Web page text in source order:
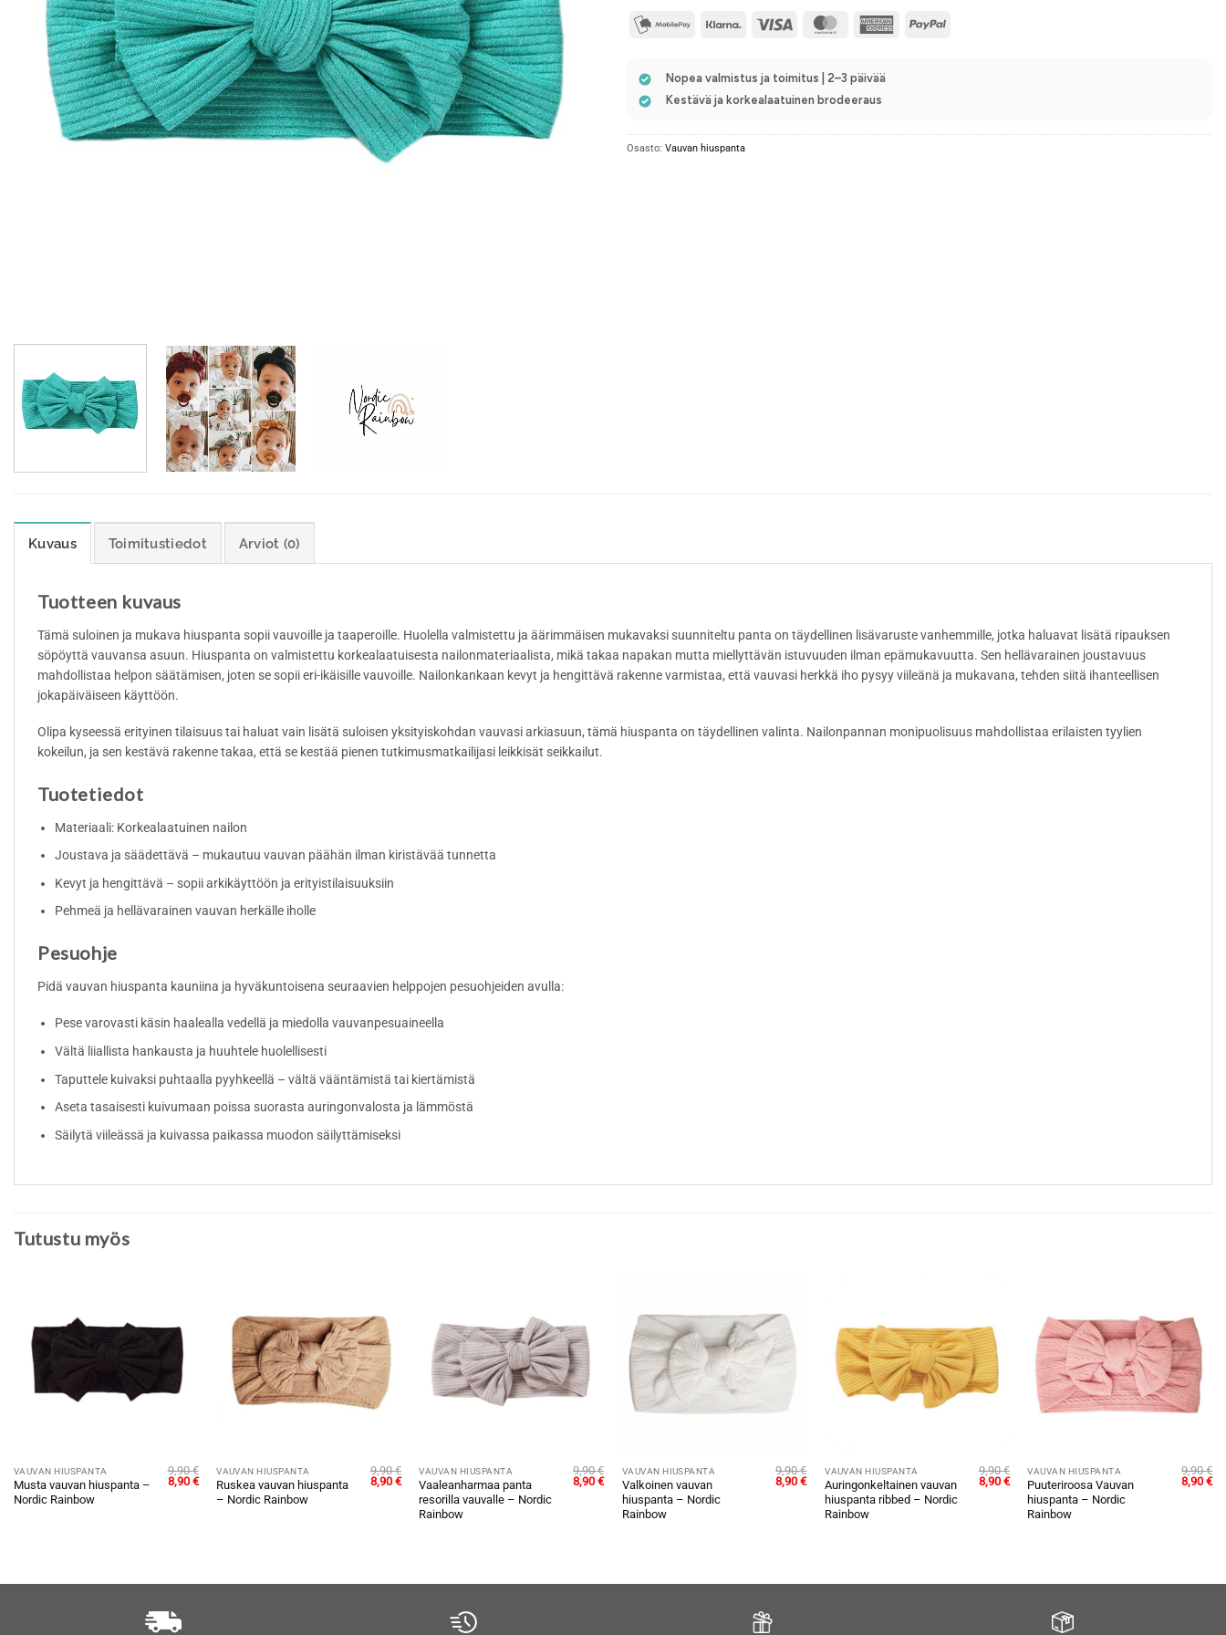
mobilepay2Klarna Visa MasterCardAmericanPayPal
Nopea valmistus ja toimitus | 2–3 päivää
Kestävä ja korkealaatuinen brodeeraus
Osasto: Vauvan hiuspanta
Kuvaus Toimitustiedot Arviot (0)
Tuotteen kuvaus
Tämä suloinen ja mukava hiuspanta sopii vauvoille ja taaperoille. Huolella valmistettu ja äärimmäisen mukavaksi suunniteltu panta on täydellinen lisävaruste vanhemmille, jotka haluavat lisätä ripauksen
söpöyttä vauvansa asuun. Hiuspanta on valmistettu korkealaatuisesta nailonmateriaalista, mikä takaa napakan mutta miellyttävän istuvuuden ilman epämukavuutta. Sen hellävarainen joustavuus
mahdollistaa helpon säätämisen, joten se sopii eri-ikäisille vauvoille. Nailonkankaan kevyt ja hengittävä rakenne varmistaa, että vauvasi herkkä iho pysyy viileänä ja mukavana, tehden siitä ihanteellisen
jokapäiväiseen käyttöön.
Olipa kyseessä erityinen tilaisuus tai haluat vain lisätä suloisen yksityiskohdan vauvasi arkiasuun, tämä hiuspanta on täydellinen valinta. Nailonpannan monipuolisuus mahdollistaa erilaisten tyylien
kokeilun, ja sen kestävä rakenne takaa, että se kestää pienen tutkimusmatkailijasi leikkisät seikkailut.
Tuotetiedot
Materiaali: Korkealaatuinen nailon
Joustava ja säädettävä – mukautuu vauvan päähän ilman kiristävää tunnetta
Kevyt ja hengittävä – sopii arkikäyttöön ja erityistilaisuuksiin
Pehmeä ja hellävarainen vauvan herkälle iholle
Pesuohje
Pidä vauvan hiuspanta kauniina ja hyväkuntoisena seuraavien helppojen pesuohjeiden avulla:
Pese varovasti käsin haalealla vedellä ja miedolla vauvanpesuaineella
Vältä liiallista hankausta ja huuhtele huolellisesti
Taputtele kuivaksi puhtaalla pyyhkeellä – vältä vääntämistä tai kiertämistä
Aseta tasaisesti kuivumaan poissa suorasta auringonvalosta ja lämmöstä
Säilytä viileässä ja kuivassa paikassa muodon säilyttämiseksi
Tutustu myös
VAUVAN HIUSPANTA
Musta vauvan hiuspanta –
Nordic Rainbow
9,90€
Alkuperäinen
hinta
8,90 €Nykyinen
hinta
VAUVAN HIUSPANTA
Ruskea vauvan hiuspanta
– Nordic Rainbow
9,90€
Alkuperäinen
hinta
8,90 €Nykyinen
hinta
8,90 €.
VAUVAN HIUSPANTA
Vaaleanharmaa panta
resorilla vauvalle – Nordic
Rainbow
9,90€
Alkuperäinen
hinta
8,90€Nykyinen
hinta
8,90 €.
VAUVAN HIUSPANTA
Valkoinen vauvan
hiuspanta – Nordic
Rainbow
9,90€
Alkuperäinen
hinta
8,90€Nykyinen
hinta
8,90 €.
VAUVAN HIUSPANTA
Auringonkeltainen vauvan
hiuspanta ribbed – Nordic
Rainbow
9,90€
Alkuperäinen
hinta
8,90 €Nykyinen
hinta
8,90 €.
VAUVAN HIUSPANTA
Puuteriroosa Vauvan
hiuspanta – Nordic
Rainbow
9,90€
hinta
8,90€